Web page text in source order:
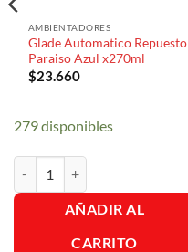
AMBIENTADORES
Glade Automatico Repuesto
Paraiso Azul x270ml
$23.660
279 disponibles
AÑADIR AL
CARRITO